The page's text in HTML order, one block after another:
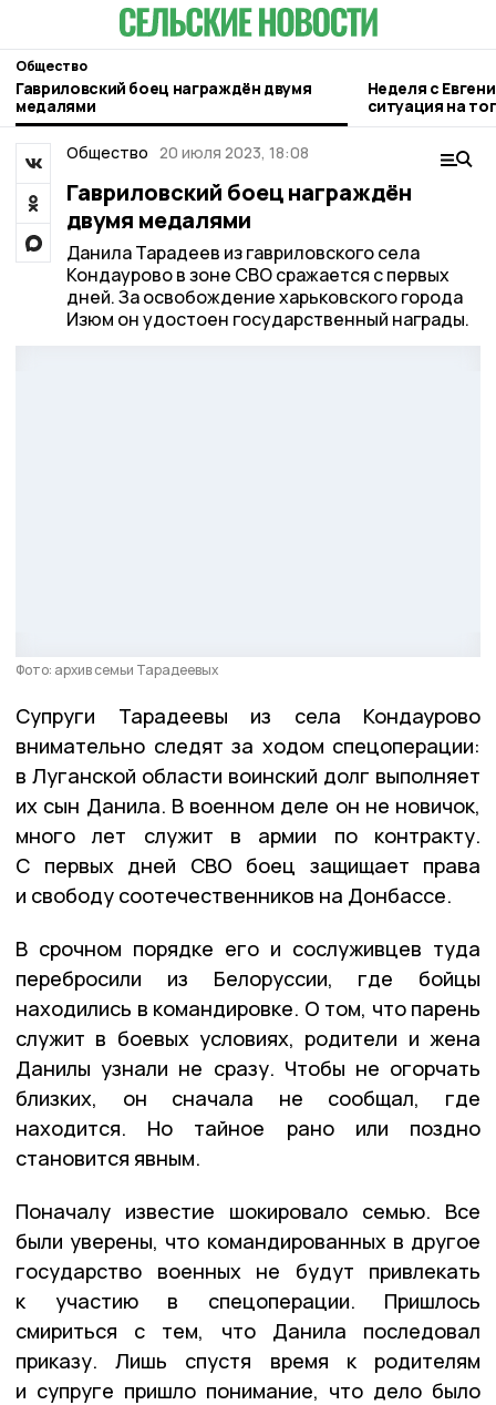
Общество
Гавриловский боец награждён двумя
медалями
Неделя с
ситуация на
городе и
Общество 20 июля 2023, 18:08
Гавриловский боец награждён
двумя медалями
Данила Тарадеев из гавриловского села
Кондаурово в зоне СВО сражается с первых
дней. За освобождение харьковского города
Изюм он удостоен государственный награды.
Фото: архив семьи Тарадеевых
Супруги Тарадеевы из села Кондаурово
внимательно следят за ходом спецоперации:
в Луганской области воинский долг выполняет
их сын Данила. В военном деле он не новичок,
много лет служит в армии по контракту.
С первых дней СВО боец защищает права
и свободу соотечественников на Донбассе.
В срочном порядке его и сослуживцев туда
перебросили из Белоруссии, где бойцы
находились в командировке. О том, что парень
служит в боевых условиях, родители и жена
Данилы узнали не сразу. Чтобы не огорчать
близких, он сначала не сообщал, где
находится. Но тайное рано или поздно
становится явным.
Поначалу известие шокировало семью. Все
были уверены, что командированных в другое
государство военных не будут привлекать
к участию в спецоперации. Пришлось
смириться с тем, что Данила последовал
приказу. Лишь спустя время к родителям
и супруге пришло понимание, что дело было